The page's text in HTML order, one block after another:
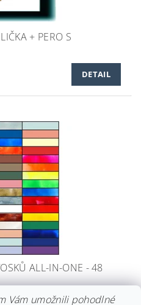
+ PERO S
DETAIL
ALL-IN-ONE - 48
Vám umožnili pohodlné